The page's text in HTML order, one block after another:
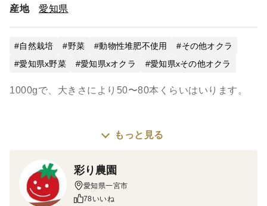
産地 愛知県
自然栽培 野菜 動物性堆肥不使用
その他オクラ
愛知県x野菜
愛知県xオクラ 愛知県xその他オクラ
1000gで、大きさにより50〜80本くらいはいります。
丸オクラはやわらかいので、大きくても大丈夫。
もっと見る
彩り農園
愛知県一宮市
78いいね